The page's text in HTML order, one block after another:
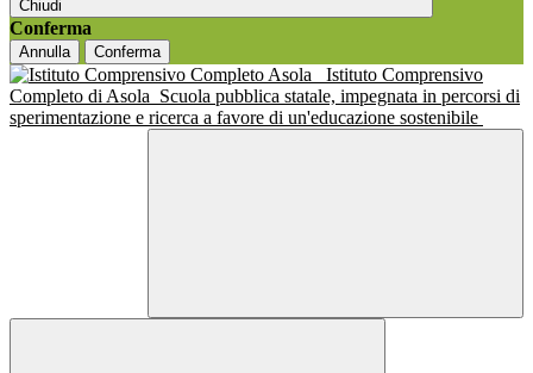
Chiudi
Conferma
Annulla Conferma
Istituto Comprensivo
Completo di Asola Scuola pubblica statale, impegnata in percorsi di
sperimentazione e ricerca a favore di un'educazione sostenibile